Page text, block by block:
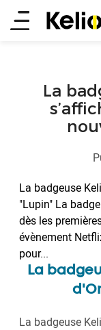
Aller
auMain
La
La badgeuse
"Lupin" La
dès les
évènement
pour...
La
La badgeuse